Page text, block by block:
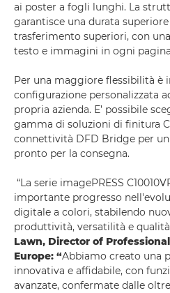
ai poster a fogli lunghi. La
garantisce una durata
trasferimento superiori, con
testo e immagini in ogni
Per una maggiore flessibilità è
configurazione personalizzata
propria azienda. E’ possibile
gamma di soluzioni di finitura
connettività DFD Bridge per
pronto per la consegna.
“La serie imagePRESS
importante progresso
digitale a colori, stabilendo
produttività, versatilità e
Lawn, Director of
Europe: “Abbiamo creato una
innovativa e affidabile, con
avanzate, confermate dalle